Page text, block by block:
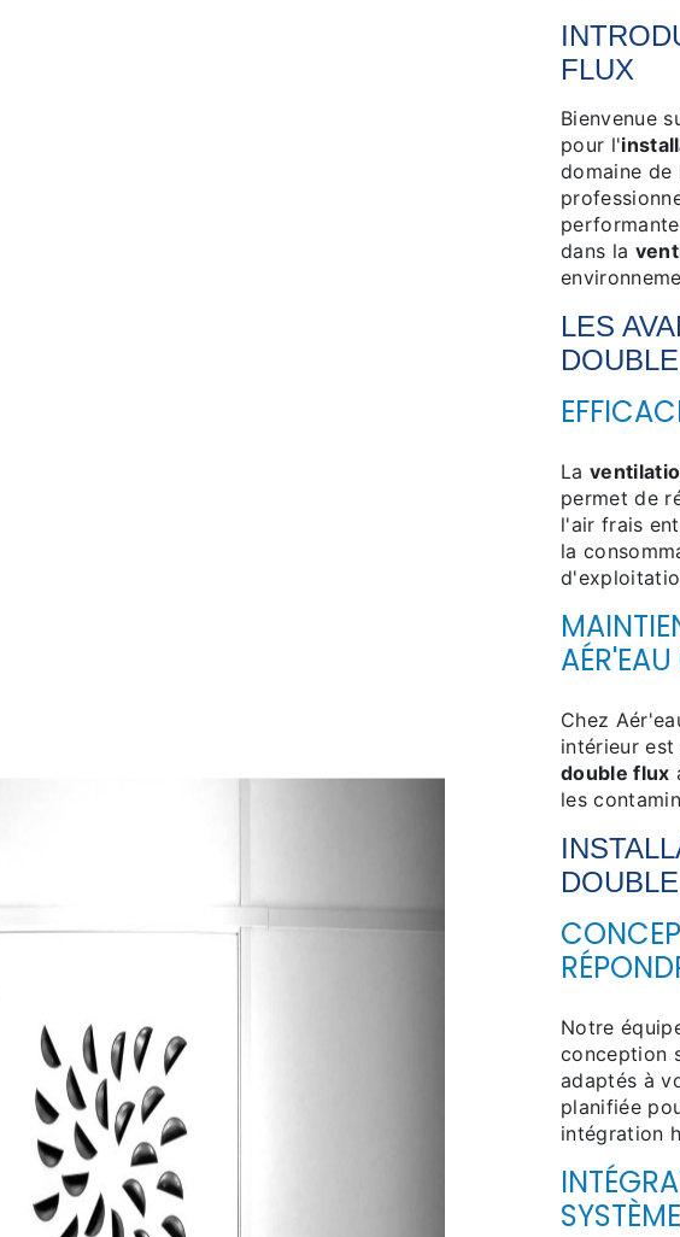
FLUX
Bienvenue
pour l'
domaine
dans la
LES
La
permet de
l'air frais
la
Chez
intérieur
double flux
les
Notre
conception
adaptés à
planifiée
intégration